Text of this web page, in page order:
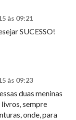
às 09:21
SUCESSO!
às 09:23
duas meninas
livros, sempre
onde, para